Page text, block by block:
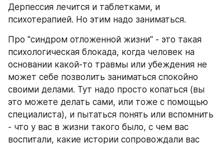
Дерпессия лечится и таблетками, и
психотерапией. Но этим надо заниматься.
Про "синдром отложенной жизни" - это такая
психологическая блокада, когда человек на
основании какой-то травмы или убеждения не
может себе позволить заниматься спокойно
своими делами. Тут надо просто копаться (вы
это можете делать сами, или тоже с помощью
специалиста), и пытаться понять или вспомнить
- что у вас в жизни такого было, с чем вас
воспитали, какие истории сопровождали вас